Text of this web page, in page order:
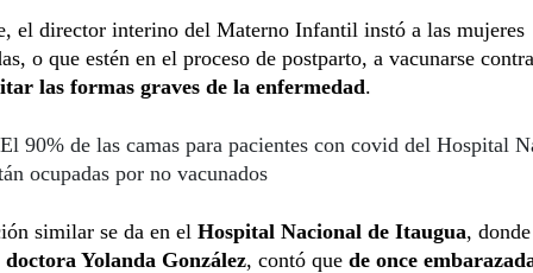
el director interino del Materno Infantil instó a las mujeres
o que estén en el proceso de postparto, a vacunarse
las formas graves de la enfermedad.
El 90% de las camas para pacientes con covid del Hospital
ocupadas por no vacunados
similar se da en el Hospital Nacional de Itaugua,
Yolanda González, contó que de once